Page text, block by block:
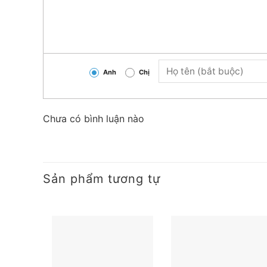
Anh Chị
Chưa có bình luận nào
Sản phẩm tương tự